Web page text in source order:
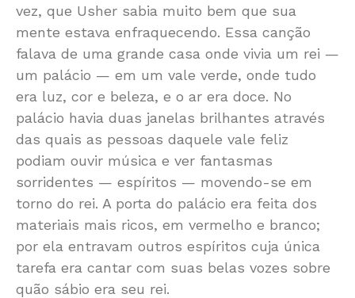
vez, que Usher sabia muito bem que sua
mente estava enfraquecendo. Essa canção
falava de uma grande casa onde vivia um rei —
um palácio — em um vale verde, onde tudo
era luz, cor e beleza, e o ar era doce. No
palácio havia duas janelas brilhantes através
das quais as pessoas daquele vale feliz
podiam ouvir música e ver fantasmas
sorridentes — espíritos — movendo-se em
torno do rei. A porta do palácio era feita dos
materiais mais ricos, em vermelho e branco;
por ela entravam outros espíritos cuja única
tarefa era cantar com suas belas vozes sobre
quão sábio era seu rei.